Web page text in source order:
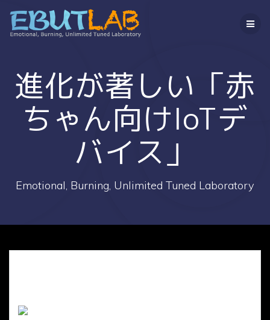
ン
テ
ス
キ
ッ
進化が著しい「赤
ちゃん向けIoTデ
バイス」
Emotional, Burning, Unlimited Tuned Laboratory